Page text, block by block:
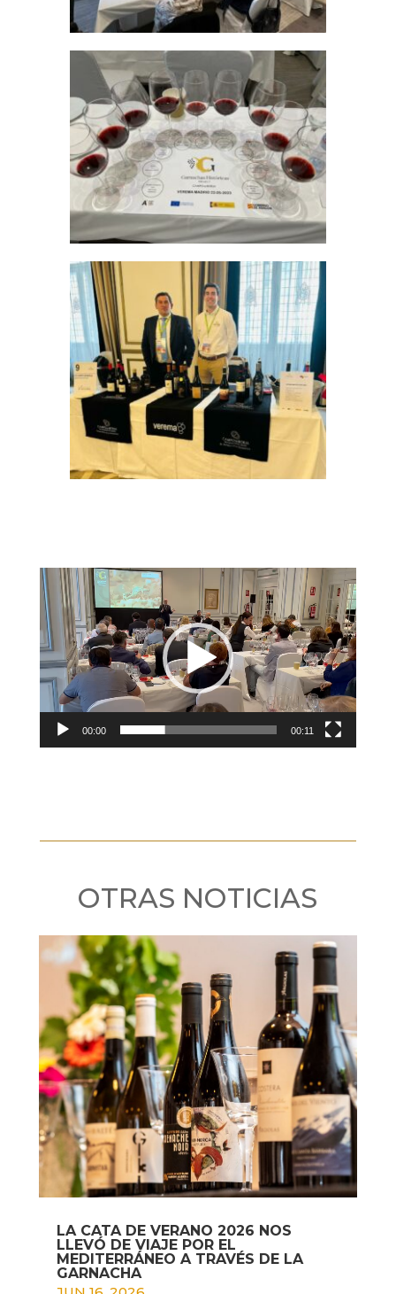
Reproductor
de
vídeo
00:00 00:11
OTRAS NOTICIAS
LA CATA DE VERANO 2026 NOS
LLEVÓ DE VIAJE POR EL
MEDITERRÁNEO A TRAVÉS DE LA
GARNACHA